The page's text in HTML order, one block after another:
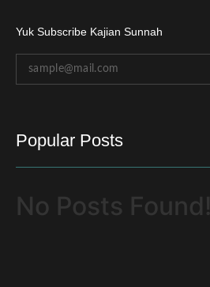
Yuk Subscribe Kajian Sunnah
Popular Posts
No Posts Found!